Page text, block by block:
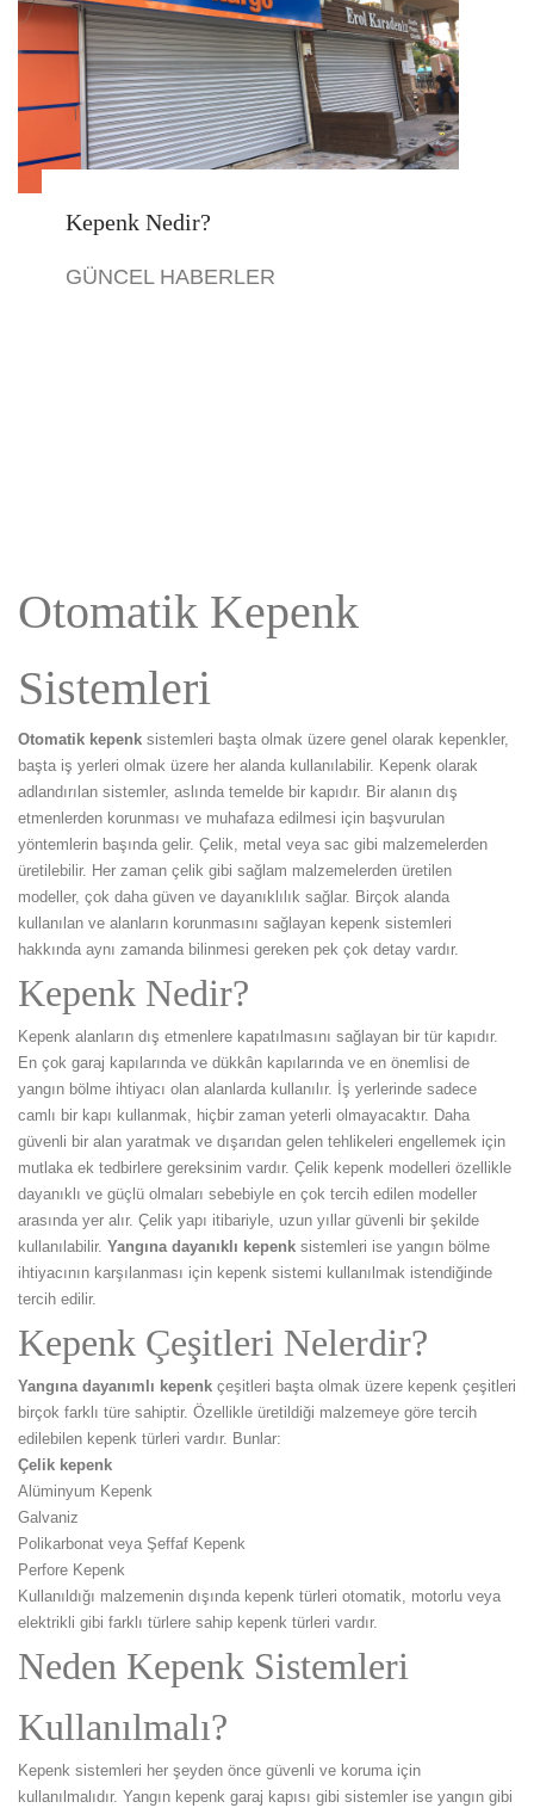
Kepenk Nedir?
GÜNCEL HABERLER
Otomatik Kepenk
Sistemleri
Otomatik kepenk sistemleri başta olmak üzere genel olarak kepenkler,
başta iş yerleri olmak üzere her alanda kullanılabilir. Kepenk olarak
adlandırılan sistemler, aslında temelde bir kapıdır. Bir alanın dış
etmenlerden korunması ve muhafaza edilmesi için başvurulan
yöntemlerin başında gelir. Çelik, metal veya sac gibi malzemelerden
üretilebilir. Her zaman çelik gibi sağlam malzemelerden üretilen
modeller, çok daha güven ve dayanıklılık sağlar. Birçok alanda
kullanılan ve alanların korunmasını sağlayan kepenk sistemleri
hakkında aynı zamanda bilinmesi gereken pek çok detay vardır.
Kepenk Nedir?
Kepenk alanların dış etmenlere kapatılmasını sağlayan bir tür kapıdır.
En çok garaj kapılarında ve dükkân kapılarında ve en önemlisi de
yangın bölme ihtiyacı olan alanlarda kullanılır. İş yerlerinde sadece
camlı bir kapı kullanmak, hiçbir zaman yeterli olmayacaktır. Daha
güvenli bir alan yaratmak ve dışarıdan gelen tehlikeleri engellemek için
mutlaka ek tedbirlere gereksinim vardır. Çelik kepenk modelleri özellikle
dayanıklı ve güçlü olmaları sebebiyle en çok tercih edilen modeller
arasında yer alır. Çelik yapı itibariyle, uzun yıllar güvenli bir şekilde
kullanılabilir. Yangına dayanıklı kepenk sistemleri ise yangın bölme
ihtiyacının karşılanması için kepenk sistemi kullanılmak istendiğinde
tercih edilir.
Kepenk Çeşitleri Nelerdir?
Yangına dayanımlı kepenk çeşitleri başta olmak üzere kepenk çeşitleri
birçok farklı türe sahiptir. Özellikle üretildiği malzemeye göre tercih
edilebilen kepenk türleri vardır. Bunlar:
Çelik kepenk
Alüminyum Kepenk
Galvaniz
Polikarbonat veya Şeffaf Kepenk
Perfore Kepenk
Kullanıldığı malzemenin dışında kepenk türleri otomatik, motorlu veya
elektrikli gibi farklı türlere sahip kepenk türleri vardır.
Neden Kepenk Sistemleri
Kullanılmalı?
Kepenk sistemleri her şeyden önce güvenli ve koruma için
kullanılmalıdır. Yangın kepenk garaj kapısı gibi sistemler ise yangın gibi